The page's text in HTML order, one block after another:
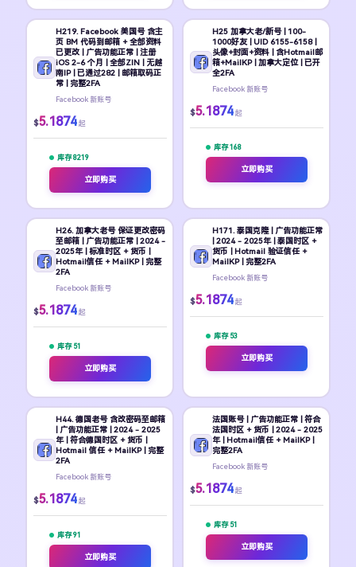
H219. Facebook 美国号 含主
页 BM 代码到邮箱 + 全部资料
已更改 | 广告功能正常 | 注册
iOS 2-6 个月 | 全部ZIN | 无越
南IP | 已通过282 | 邮箱取码正
常 | 完整2FA
Facebook 新账号
$5.1874 起
库存 8219
立即购买
H25 加拿大老/新号 | 100-
1000好友 | UID 6155-6158 |
头像+封面+资料 | 含Hotmail邮
箱+MailKP | 加拿大定位 | 已开
全2FA
Facebook 新账号
$5.1874 起
库存 168
立即购买
H26. 加拿大老号 保证更改密码
至邮箱 | 广告功能正常 | 2024 -
2025年 | 标准时区 + 货币 |
Hotmail信任 + MailKP | 完整
2FA
Facebook 新账号
$5.1874 起
库存 51
立即购买
H171. 泰国克隆 | 广告功能正常
| 2024 - 2025年 | 泰国时区 +
货币 | Hotmail 验证信任 +
MailKP | 完整2FA
Facebook 新账号
$5.1874 起
库存 53
立即购买
H44. 德国老号 含改密码至邮箱
| 广告功能正常 | 2024 - 2025
年 | 符合德国时区 + 货币 |
Hotmail 信任 + MailKP | 完整
2FA
Facebook 新账号
$5.1874 起
库存 91
立即购买
法国账号 | 广告功能正常 | 符合
法国时区 + 货币 | 2024 - 2025
年 | Hotmail信任 + MailKP |
完整2FA
Facebook 新账号
$5.1874 起
库存 51
立即购买